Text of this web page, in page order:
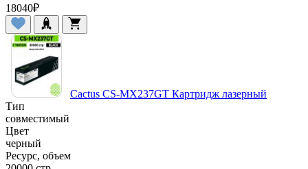
18040₽
Cactus CS-MX237GT Картридж лазерный
Тип
совместимый
Цвет
черный
Ресурс, объем